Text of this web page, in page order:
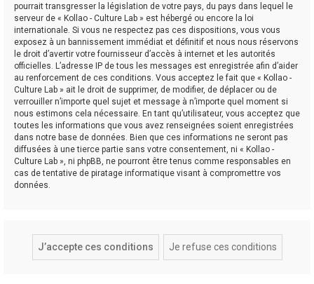
pourrait transgresser la législation de votre pays, du pays dans lequel le
serveur de « Kollao - Culture Lab » est hébergé ou encore la loi
internationale. Si vous ne respectez pas ces dispositions, vous vous
exposez à un bannissement immédiat et définitif et nous nous réservons
le droit d’avertir votre fournisseur d’accès à internet et les autorités
officielles. L’adresse IP de tous les messages est enregistrée afin d’aider
au renforcement de ces conditions. Vous acceptez le fait que « Kollao -
Culture Lab » ait le droit de supprimer, de modifier, de déplacer ou de
verrouiller n’importe quel sujet et message à n’importe quel moment si
nous estimons cela nécessaire. En tant qu’utilisateur, vous acceptez que
toutes les informations que vous avez renseignées soient enregistrées
dans notre base de données. Bien que ces informations ne seront pas
diffusées à une tierce partie sans votre consentement, ni « Kollao -
Culture Lab », ni phpBB, ne pourront être tenus comme responsables en
cas de tentative de piratage informatique visant à compromettre vos
données.